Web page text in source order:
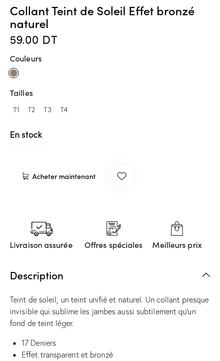
Collant Teint de Soleil Effet bronzé
naturel
59.00 DT
Couleurs
Tailles
T1 T2 T3 T4
En stock
Acheter maintenant
Livraison assurée Offres spéciales Meilleurs prix
Description
Teint de soleil, un teint unifié et naturel. Un collant presque
invisible qui sublime les jambes aussi subtilement qu’un
fond de teint léger.
17 Deniers
Effet transparent et bronzé